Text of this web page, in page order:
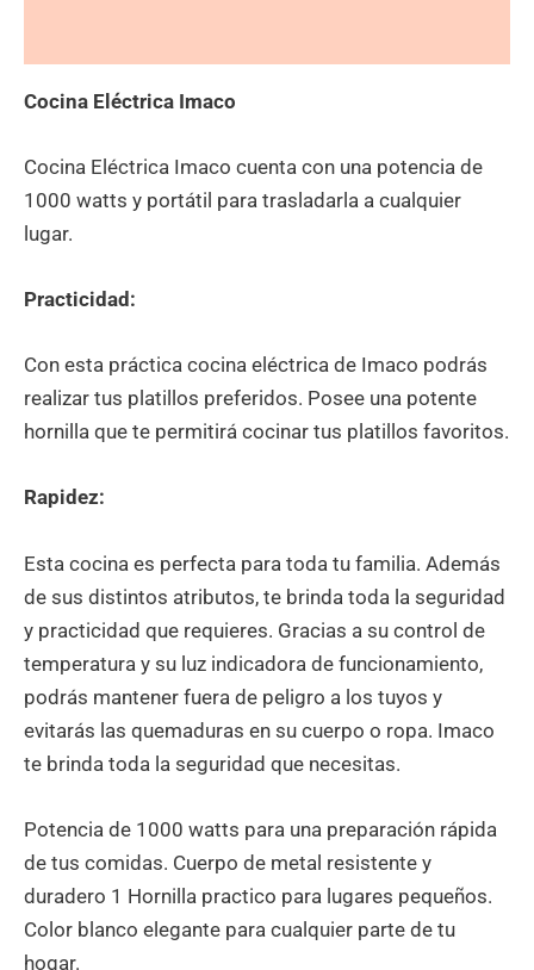
Cocina Eléctrica Imaco
Cocina Eléctrica Imaco cuenta con una potencia de
1000 watts y portátil para trasladarla a cualquier
lugar.
Practicidad:
Con esta práctica cocina eléctrica de Imaco podrás
realizar tus platillos preferidos. Posee una potente
hornilla que te permitirá cocinar tus platillos favoritos.
Rapidez:
Esta cocina es perfecta para toda tu familia. Además
de sus distintos atributos, te brinda toda la seguridad
y practicidad que requieres. Gracias a su control de
temperatura y su luz indicadora de funcionamiento,
podrás mantener fuera de peligro a los tuyos y
evitarás las quemaduras en su cuerpo o ropa. Imaco
te brinda toda la seguridad que necesitas.
Potencia de 1000 watts para una preparación rápida
de tus comidas. Cuerpo de metal resistente y
duradero 1 Hornilla practico para lugares pequeños.
Color blanco elegante para cualquier parte de tu
hogar.